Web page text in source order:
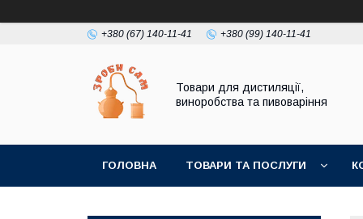
+380 (67) 140-11-41 +380 (99) 140-11-41
Товари для дистиляції,
виноробства та пивоваріння
ГОЛОВНА ТОВАРИ ТА ПОСЛУГИ